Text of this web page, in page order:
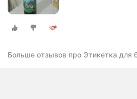
Больше отзывов про Этикетка для